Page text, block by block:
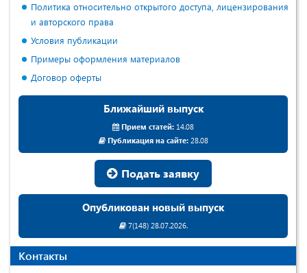
Политика относительно открытого доступа, лицензирования
и авторского права
Условия публикации
Примеры оформления материалов
Договор оферты
Ближайший выпуск
Прием статей: 14.08
Публикация на сайте:28.08
Подать заявку
Опубликован новый выпуск
7(148) 28.07.2026.
Контакты